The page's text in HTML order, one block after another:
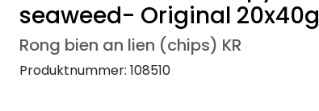
seaweed- Original 20x40g
Rong bien an lien (chips) KR
Produktnummer: 108510